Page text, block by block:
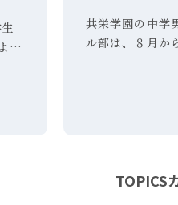
び
共栄学園の中学
ル部は、８月か
TOPICS